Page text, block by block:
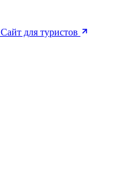
Сайт для туристов